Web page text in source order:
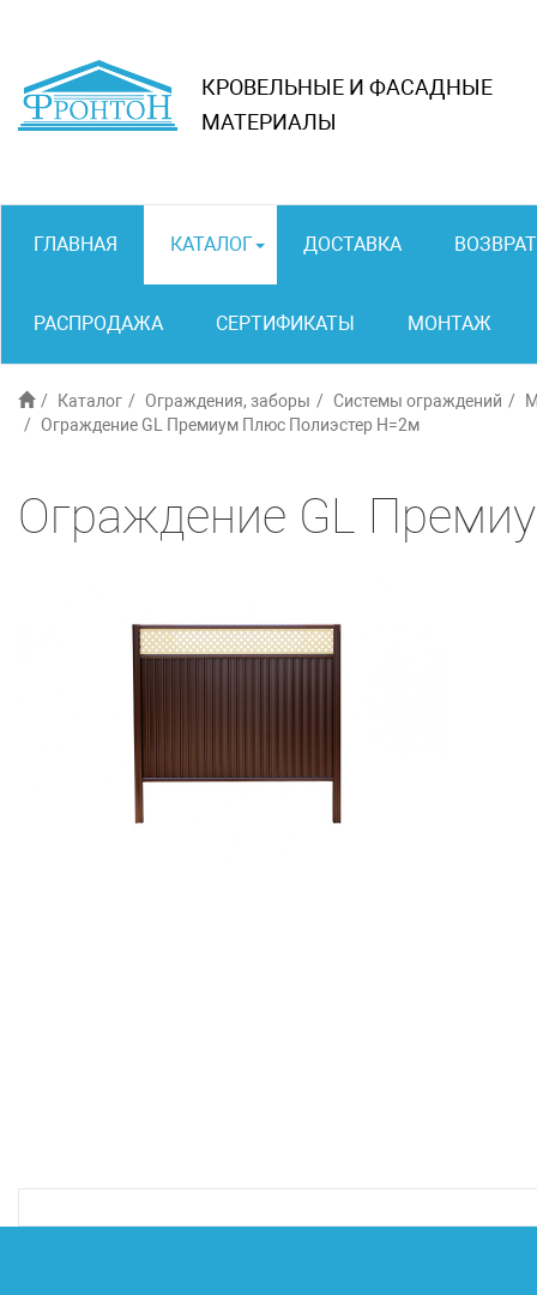
КРОВЕЛЬНЫЕ И ФАСАДНЫЕ
МАТЕРИАЛЫ
ГЛАВНАЯ КАТАЛОГ ДОСТАВКА ВОЗВРАТ
РАСПРОДАЖА СЕРТИФИКАТЫ МОНТАЖ
Каталог Ограждения, заборы Системы ограждений
Ограждение GL Премиум Плюс Полиэстер H=2м
Ограждение GL